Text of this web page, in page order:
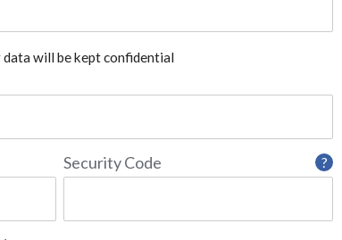
data will be kept confidential
?
Security Code